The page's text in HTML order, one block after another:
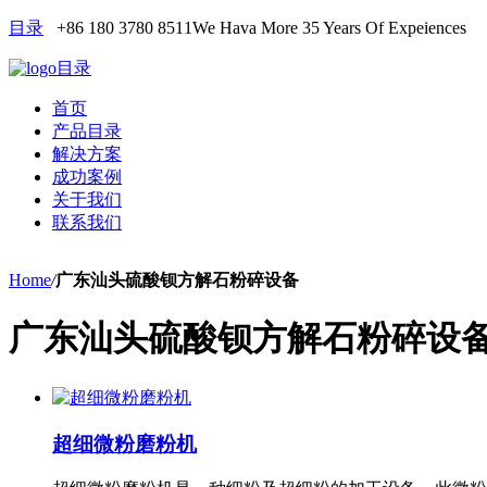
目录 +86 180 3780 8511We Hava More 35 Years Of Expeiences
目录
首页
产品目录
解决方案
成功案例
关于我们
联系我们
Home/广东汕头硫酸钡方解石粉碎设备
广东汕头硫酸钡方解石粉碎设
超细微粉磨粉机